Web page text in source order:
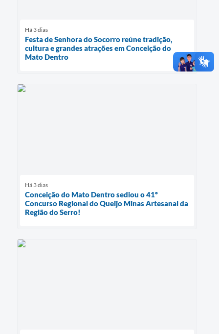
Há 3 dias
Festa de Senhora do Socorro reúne tradição,
cultura e grandes atrações em Conceição do
Mato Dentro
Há 3 dias
Conceição do Mato Dentro sediou o 41º
Concurso Regional do Queijo Minas Artesanal da
Região do Serro!